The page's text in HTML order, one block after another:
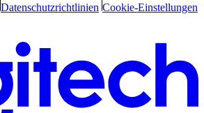
Datenschutzrichtlinien Cookie-Einstellungen